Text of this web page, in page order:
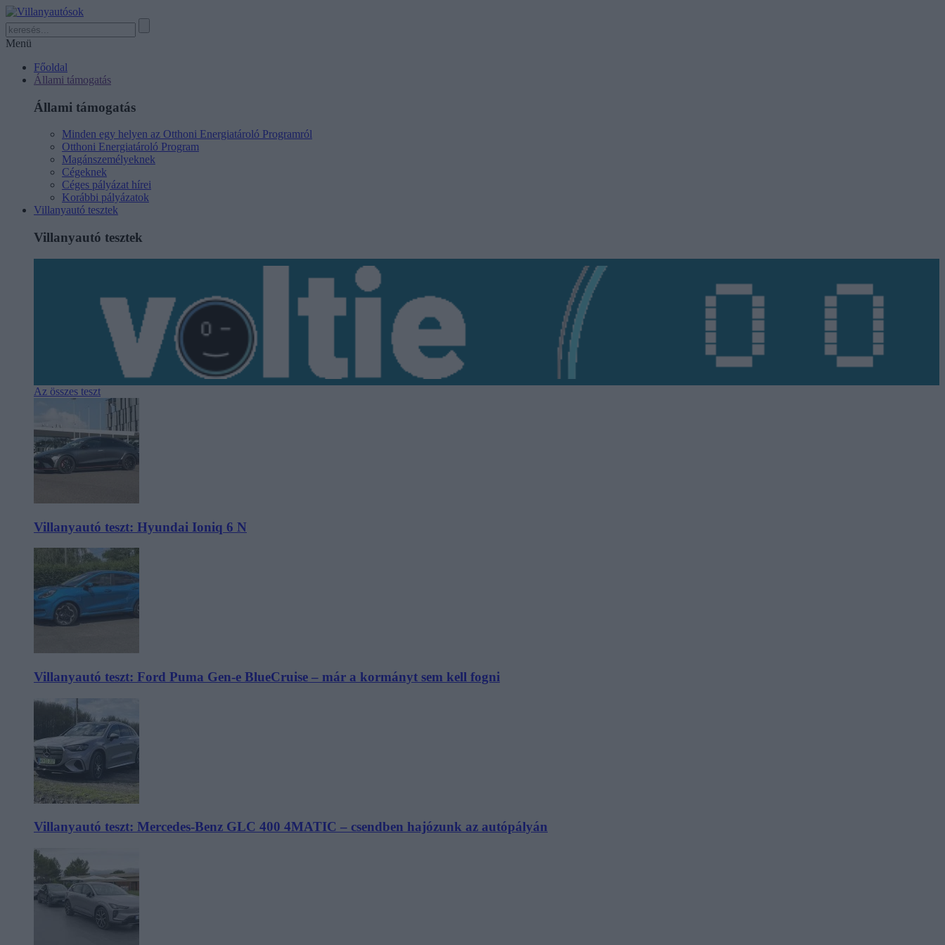
Menü
Főoldal
Állami támogatás
Állami támogatás
Minden egy helyen az Otthoni Energiatároló Programról
Otthoni Energiatároló Program
Magánszemélyeknek
Cégeknek
Céges pályázat hírei
Korábbi pályázatok
Villanyautó tesztek
Villanyautó tesztek
Az összes teszt
Villanyautó teszt: Hyundai Ioniq 6 N
Villanyautó teszt: Ford Puma Gen-e BlueCruise – már a kormányt sem kell fogni
Villanyautó teszt: Mercedes-Benz GLC 400 4MATIC – csendben hajózunk az autópályán